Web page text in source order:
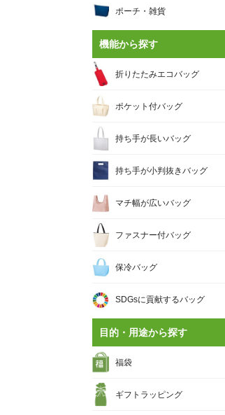
ポーチ・雑貨
機能から探す
折りたたみエコバッグ
ポケット付バッグ
持ち手が長いバッグ
持ち手が小判抜きバッグ
マチ幅が広いバッグ
ファスナー付バッグ
保冷バッグ
SDGsに貢献するバッグ
目的・用途から探す
福袋
ギフトラッピング